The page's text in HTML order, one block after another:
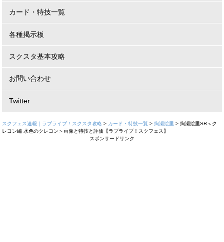
カード・特技一覧
各種掲示板
スクスタ基本攻略
お問い合わせ
Twitter
スクフェス速報｜ラブライブ！スクスタ攻略 > カード・特技一覧 >絢瀬絵里 >絢瀬絵里SR＜ク
レヨン編 水色のクレヨン＞画像と特技と評価【ラブライブ！スクフェス】
スポンサードリンク